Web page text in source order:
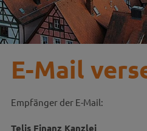
E-Mail
Empfänger der E-Mail:
Telis Finanz Kanzlei